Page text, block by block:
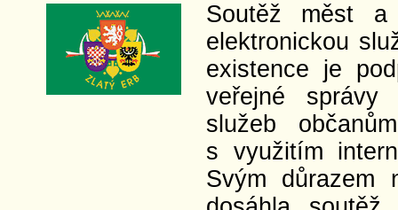
Soutěž měst
elektronickou
existence je
veřejné správy
služeb
s využitím
Svým důrazem